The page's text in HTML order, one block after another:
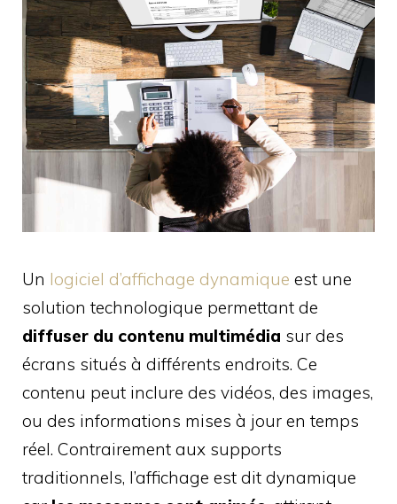
Un logiciel d’affichage dynamique est une
solution technologique permettant de
diffuser du contenu multimédia sur des
écrans situés à différents endroits. Ce
contenu peut inclure des vidéos, des images,
ou des informations mises à jour en temps
réel. Contrairement aux supports
traditionnels, l’affichage est dit dynamique